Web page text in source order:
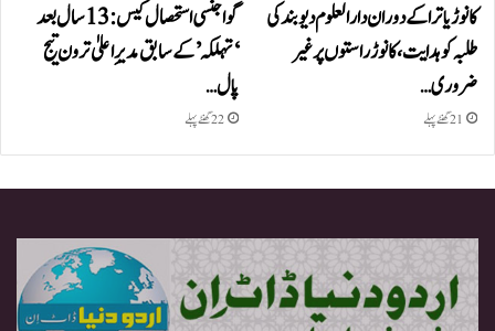
کانوڑ یاترا کے دوران دارالعلوم دیوبند کی
طلبہ کو ہدایت، کانوڑ راستوں پر غیر
ضروری…
21 گھنٹے پہلے
گوا جنسی استحصال کیس: 13 سال بعد
‘تہلکہ’ کے سابق مدیرِ اعلیٰ ترون تیج
پال…
22 گھنٹے پہلے